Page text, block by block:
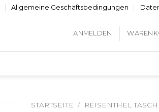
Allgemeine Geschäftsbedingungen
ANMELDEN
STARTSEITE / REISENTHEL